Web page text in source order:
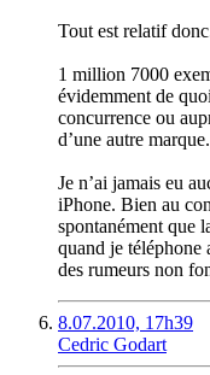
Tout est relatif
1 million 7000
évidemment de
concurrence ou
d’une autre marque.
Je n’ai jamais eu
iPhone. Bien au
spontanément que
quand je téléphone
des rumeurs non
8.07.2010, 17h39
Cedric Godart